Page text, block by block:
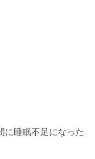
に睡眠不足になった